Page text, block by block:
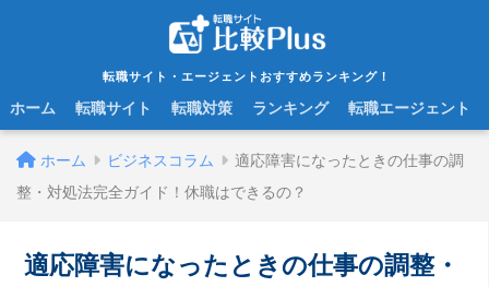
転職サイト・エージェントおすすめランキング！
ホーム 転職サイト 転職対策 ランキング 転職エージェント
ホーム ビジネスコラム
適応障害になったときの仕事の調
整・対処法完全ガイド！休職はできるの？
適応障害になったときの仕事の調整・